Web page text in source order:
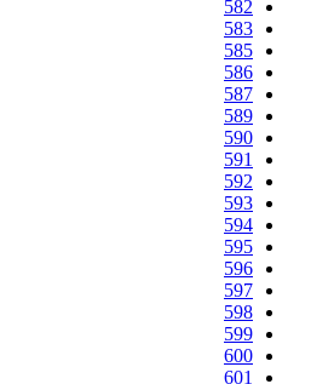
582
583
585
586
587
589
590
591
592
593
594
595
596
597
598
599
600
601